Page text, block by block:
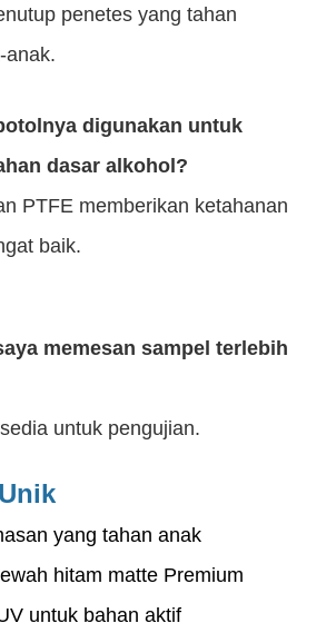
penetes yang tahan
anak.
digunakan untuk
dasar alkohol?
PTFE memberikan ketahanan
baik.
memesan sampel terlebih
untuk pengujian.
yang tahan anak
hitam matte Premium
untuk bahan aktif